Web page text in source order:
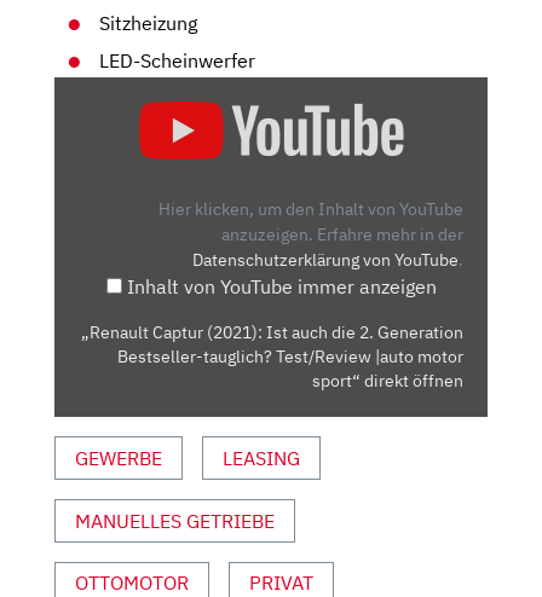
Sitzheizung
LED-Scheinwerfer
GENERATION
BESTSELLER-
TAUGLICH?
MOTOR
SPORT“
VON
YOUTUBE
Hier klicken, um den Inhalt von YouTube
anzuzeigen. Erfahre mehr in der
Datenschutzerklärung von YouTube.
Inhalt von YouTube immer anzeigen
„Renault Captur (2021): Ist auch die 2. Generation
Bestseller-tauglich? Test/Review |auto motor
sport“ direkt öffnen
GEWERBE LEASING
MANUELLES GETRIEBE
OTTOMOTOR PRIVAT